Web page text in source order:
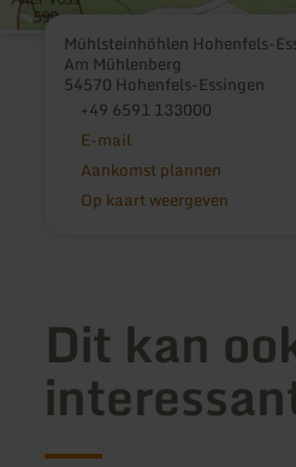
Mühlsteinhöhlen Hohenfels-
Am Mühlenberg
54570 Hohenfels-Essingen
+49 6591 133000
E-mail
Aankomst plannen
Op kaart weergeven
Dit kan